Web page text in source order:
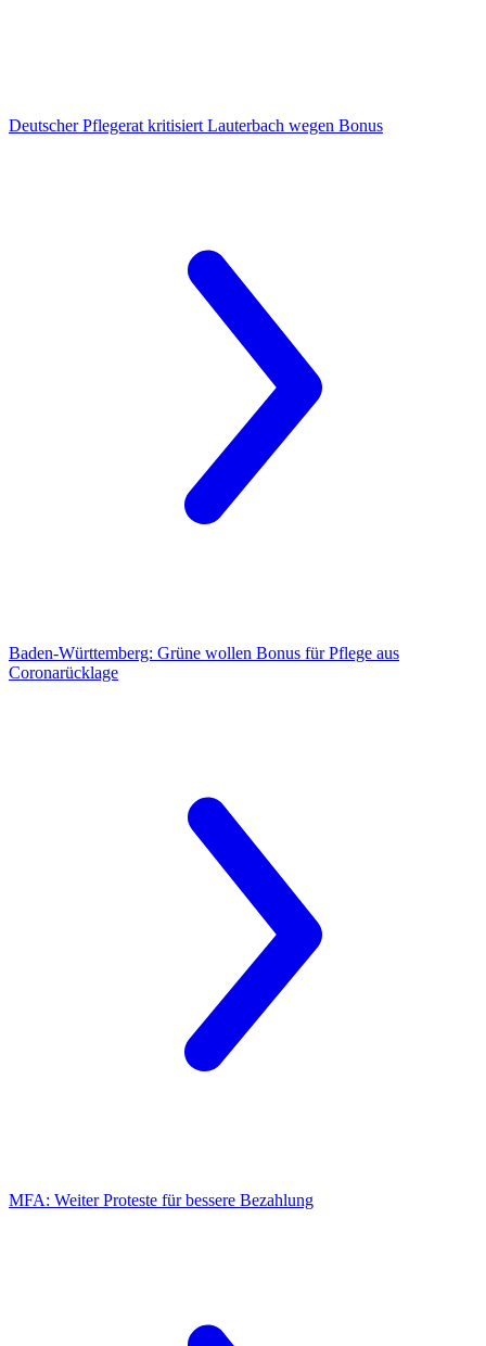
Deutscher Pflegerat kritisiert Lauterbach wegen Bonus
Baden-Württemberg: Grüne wollen Bonus für Pflege aus
Coronarücklage
MFA: Weiter Proteste für bessere Bezahlung